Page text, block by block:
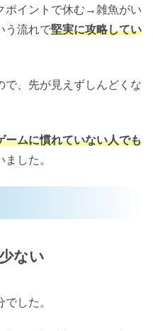
ポイントで休む→雑魚がい
う流れで堅実に攻略してい
で、先が見えずしんどくな
ームに慣れていない人でも
した。
ない
した。